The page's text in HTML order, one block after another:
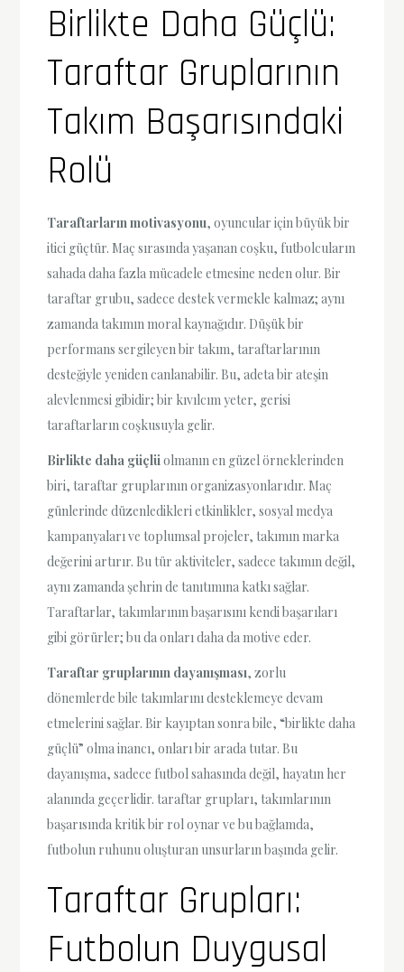
Birlikte Daha Güçlü:
Taraftar Gruplarının
Takım Başarısındaki
Rolü
Taraftarların motivasyonu, oyuncular için büyük bir
itici güçtür. Maç sırasında yaşanan coşku, futbolcuların
sahada daha fazla mücadele etmesine neden olur. Bir
taraftar grubu, sadece destek vermekle kalmaz; aynı
zamanda takımın moral kaynağıdır. Düşük bir
performans sergileyen bir takım, taraftarlarının
desteğiyle yeniden canlanabilir. Bu, adeta bir ateşin
alevlenmesi gibidir; bir kıvılcım yeter, gerisi
taraftarların coşkusuyla gelir.
Birlikte daha güçlüolmanın en güzel örneklerinden
biri, taraftar gruplarının organizasyonlarıdır. Maç
günlerinde düzenledikleri etkinlikler, sosyal medya
kampanyaları ve toplumsal projeler, takımın marka
değerini artırır. Bu tür aktiviteler, sadece takımın değil,
aynı zamanda şehrin de tanıtımına katkı sağlar.
Taraftarlar, takımlarının başarısını kendi başarıları
gibi görürler; bu da onları daha da motive eder.
Taraftar gruplarının dayanışması, zorlu
dönemlerde bile takımlarını desteklemeye devam
etmelerini sağlar. Bir kayıptan sonra bile, “birlikte daha
güçlü” olma inancı, onları bir arada tutar. Bu
dayanışma, sadece futbol sahasında değil, hayatın her
alanında geçerlidir. taraftar grupları, takımlarının
başarısında kritik bir rol oynar ve bu bağlamda,
futbolun ruhunu oluşturan unsurların başında gelir.
Taraftar Grupları:
Futbolun Duygusal